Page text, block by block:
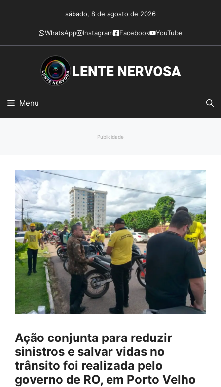
conteúdo
sábado, 8 de agosto de 2026
WhatsApp Instagram Facebook YouTube
Menu
Publicidade
Ação conjunta para reduzir
sinistros e salvar vidas no
trânsito foi realizada pelo
governo de RO, em Porto Velho